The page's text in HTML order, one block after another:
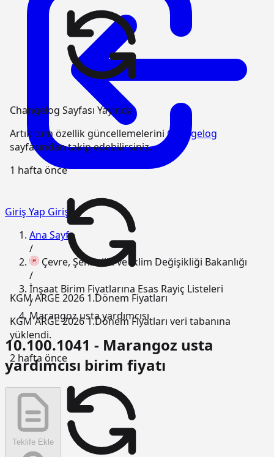
Changelog Sayfası Yayında
Artık tüm özellik güncellemeleriniChangelog
sayfasından takip edebilirsiniz.
1 hafta önce
KGM ARGE 2026 1.Dönem Fiyatları
KGM ARGE 2026 1.Dönem Fiyatları veri tabanına
yüklendi.
2 hafta önce
Giriş Yap Giriş
Ana Sayfa
/
Çevre, Şehircilik ve İklim Değişikliği Bakanlığı
/
İnşaat Birim Fiyatlarına Esas Rayiç Listeleri
/
Marangoz usta yardımcısı
10.100.1041 - Marangoz usta
yardımcısı birim fiyatı
Teklife Ekle